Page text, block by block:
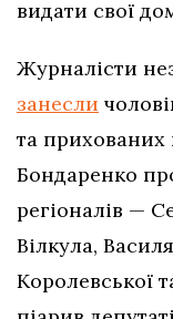
видати свої
Журналісти
занесли
та прихованих
Бондаренко
регіоналів —
Вілкула,
Королевської